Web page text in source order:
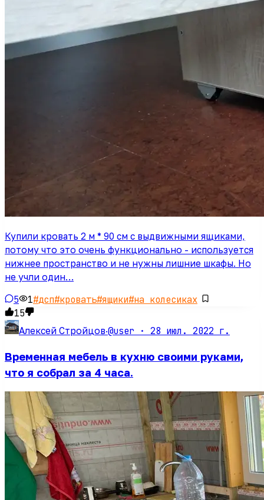
Купили кровать 2 м * 90 см с выдвижными ящиками,
потому что это очень функционально - используется
нижнее пространство и не нужны лишние шкафы. Но
не учли один…
5 1#дсп#кровать#ящики#на колесиках
15
Алексей Стройцов·@user · 28 июл. 2022 г.
Временная мебель в кухню своими руками,
что я собрал за 4 часа.